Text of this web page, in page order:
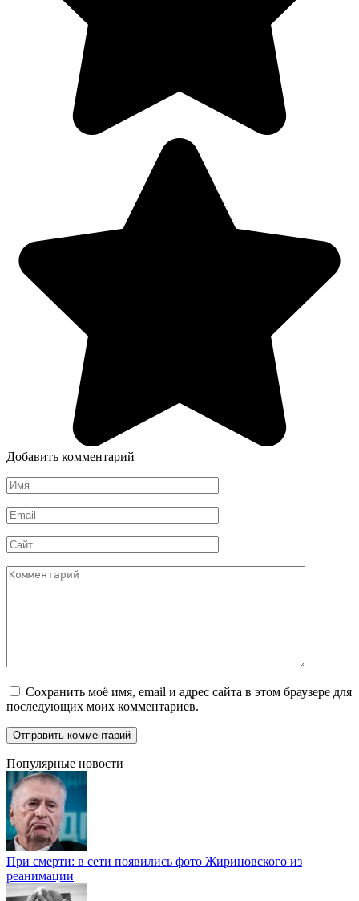
Добавить комментарий
Имя
*
Email
*
Сайт
Комментарий
Сохранить моё имя, email и адрес сайта в этом браузере для
последующих моих комментариев.
Популярные новости
При смерти: в сети появились фото Жириновского из
реанимации